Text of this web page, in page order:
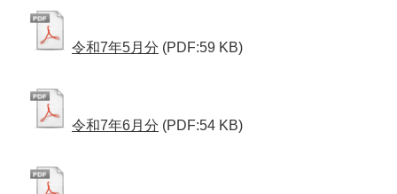
令和7年5月分 (PDF:59 KB)
令和7年6月分 (PDF:54 KB)